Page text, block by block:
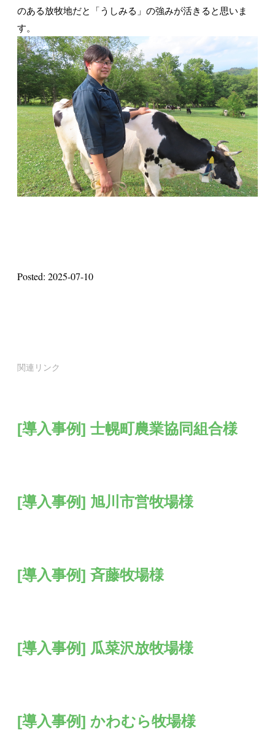
のある放牧地だと「うしみる」の強みが活きると思いま
す。
Posted: 2025-07-10
関連リンク
[導入事例] 士幌町農業協同組合様
[導入事例] 旭川市営牧場様
[導入事例] 斉藤牧場様
[導入事例] 瓜菜沢放牧場様
[導入事例] かわむら牧場様